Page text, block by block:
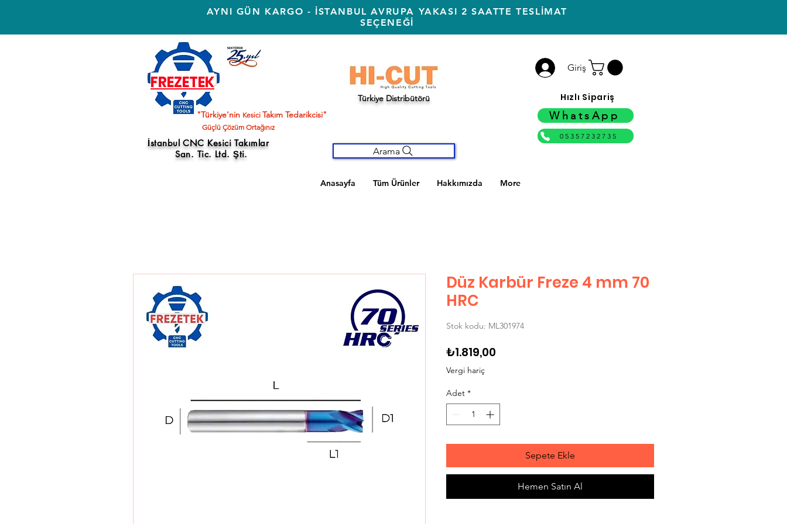
AYNI GÜN KARGO - İSTANBUL AVRUPA YAKASI 2 SAATTE TESLİMAT
SEÇENEĞİ
FREZETEK
"Türkiye'nin Kesici Takım Tedarikcisi"
Türkiye Distribütörü
Güçlü Çözüm Ortağınız
İstanbul CNC Kesici Takımlar
San. Tic. Ltd. Şti.
Arama
Giriş
Hızlı Sipariş
WhatsApp
05357232735
Anasayfa Tüm Ürünler Hakkımızda More
Düz Karbür Freze 4 mm 70
HRC
Stok kodu: ML301974
₺1.819,00
Vergi hariç
Adet *
Sepete Ekle
Hemen Satın Al